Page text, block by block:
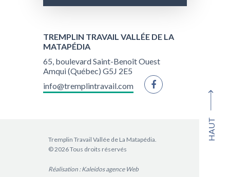
TREMPLIN TRAVAIL VALLÉE DE LA
MATAPÉDIA
65, boulevard Saint-Benoît Ouest
Amqui (Québec) G5J 2E5
info@tremplintravail.com
Tremplin Travail Vallée de La Matapédia.
© 2026 Tous droits réservés
Réalisation :Kaleidos agence Web
HAUT